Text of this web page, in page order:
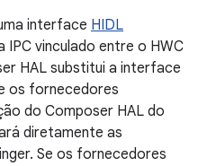
interface HIDL
IPC vinculado entre o HWC
HAL substitui a interface
os fornecedores
do Composer HAL do
diretamente as
Se os fornecedores